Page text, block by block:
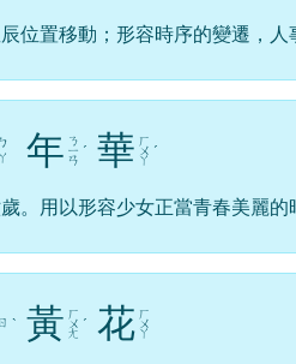
位置移動；形容時序的變遷，人
ㄅ
ㄚ
年 ㄋ
ㄧ
ㄢ
ˊ 華 ㄏ
ㄨ
ㄚ
ˊ
。用以形容少女正當青春美麗的
ㄖ ˋ 黃 ㄏ
ㄨ
ㄤ
ˊ 花 ㄏ
ㄨ
ㄚ